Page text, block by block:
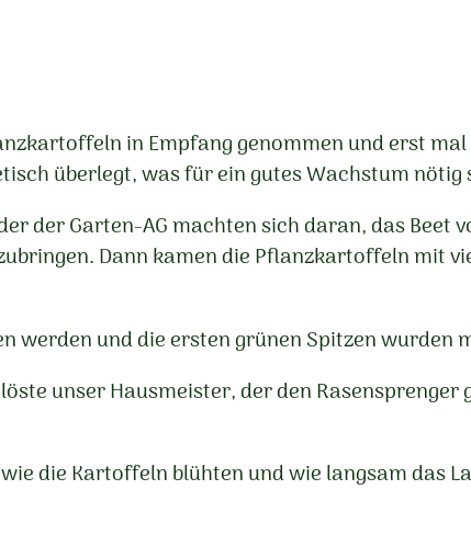
in Empfang genommen und erst
überlegt, was für ein gutes Wachstum nötig
der Garten-AG machten sich daran, das
Dann kamen die Pflanzkartoffeln mit
werden und die ersten grünen Spitzen wurden
unser Hausmeister, der den
die Kartoffeln blühten und wie langsam das